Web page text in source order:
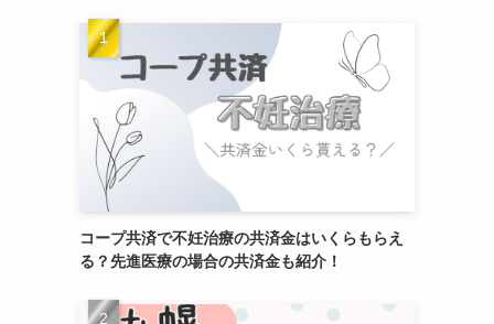
コープ共済で不妊治療の共済金はいくらもらえ
る？先進医療の場合の共済金も紹介！